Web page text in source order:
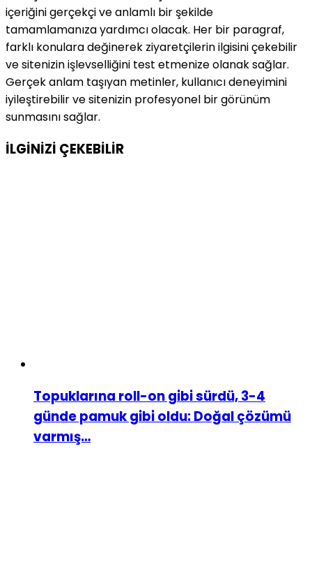
içeriğini gerçekçi ve anlamlı bir şekilde
tamamlamanıza yardımcı olacak. Her bir paragraf,
farklı konulara değinerek ziyaretçilerin ilgisini çekebilir
ve sitenizin işlevselliğini test etmenize olanak sağlar.
Gerçek anlam taşıyan metinler, kullanıcı deneyimini
iyileştirebilir ve sitenizin profesyonel bir görünüm
sunmasını sağlar.
İLGİNİZİ ÇEKEBİLİR
Topuklarına roll-on gibi sürdü, 3-4
günde pamuk gibi oldu: Doğal çözümü
varmış…